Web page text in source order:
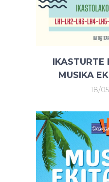
IKASTURTE
MUSIKA
18/